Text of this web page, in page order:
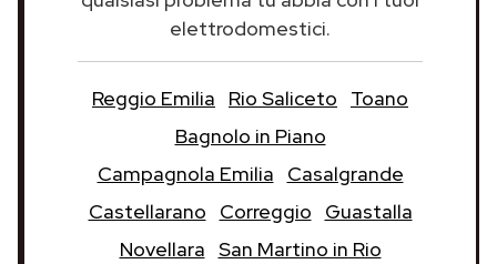
elettrodomestici.
Reggio Emilia Rio Saliceto
Toano
Bagnolo in Piano
Campagnola Emilia
Casalgrande
Castellarano
Correggio
Guastalla
Novellara San Martino in Rio